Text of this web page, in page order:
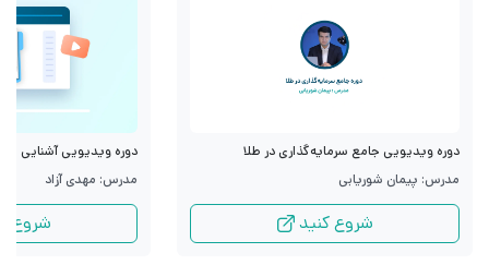
دوره ویدیویی جامع سرمایه‌گذاری در طلا
مدرس: پیمان شوریابی
شروع کنید
دوره ویدیویی آشنایی با
مدرس: مهدی آزاد
شروع